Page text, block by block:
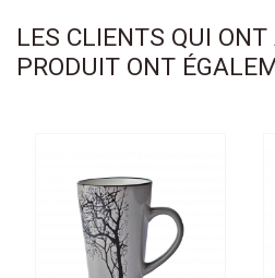
LES CLIENTS QUI ONT
PRODUIT ONT